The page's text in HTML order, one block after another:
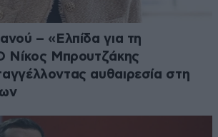
– «Ελπίδα για τη
Νίκος Μπρουτζάκης
αυθαιρεσία στη